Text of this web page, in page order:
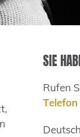
SIE
Rufen